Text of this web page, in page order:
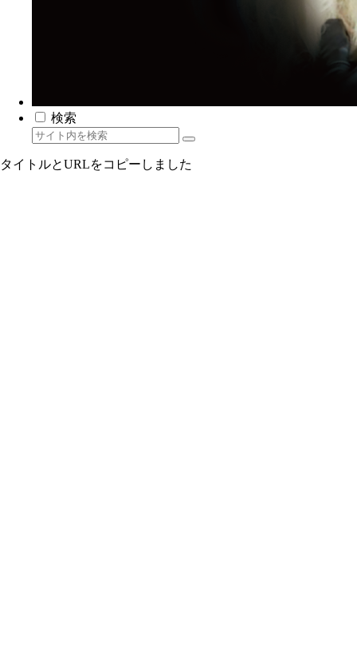
検索
タイトルとURLをコピーしました